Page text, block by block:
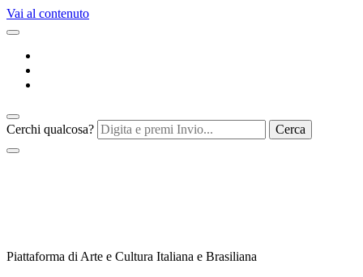
Vai al contenuto
Cerchi qualcosa?
Piattaforma di Arte e Cultura Italiana e Brasiliana